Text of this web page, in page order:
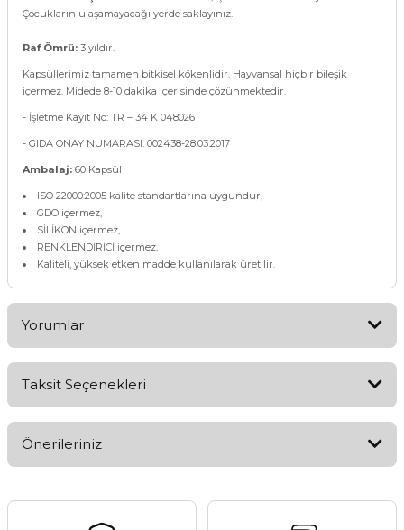
Çocukların ulaşamayacağı yerde saklayınız.
Raf Ömrü: 3 yıldır.
Kapsüllerimiz tamamen bitkisel kökenlidir. Hayvansal hiçbir bileşik
içermez. Midede 8-10 dakika içerisinde çözünmektedir.
- İşletme Kayıt No: TR – 34 K 048026
- GIDA ONAY NUMARASI: 002438-28.03.2017
Ambalaj: 60 Kapsül
ISO 22000:2005 kalite standartlarına uygundur,
GDO içermez,
SİLİKON içermez,
RENKLENDİRİCİ içermez,
Kaliteli, yüksek etken madde kullanılarak üretilir.
Yorumlar
Yorum Yaz
Taksit Seçenekleri
Önerileriniz
Bu ürünün fiyat bilgisi, resim, ürün açıklamalarında ve diğer
konularda yetersiz gördüğünüz noktaları öneri formunu